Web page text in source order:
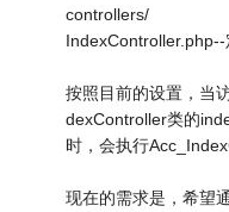
controllers/
按照目前的设置，当
dexController类的
时，会执行
现在的需求是，希望